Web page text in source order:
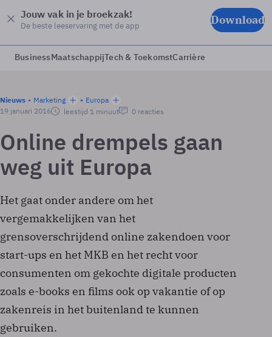
Jouw vak in je broekzak!
De beste leeservaring met de app Download
BusinessMaatschappijTech & ToekomstCarrière
Nieuws Marketing
Europa
19 januari 2016
leestijd 1 minuut 0 reacties
Online drempels gaan
weg uit Europa
Het gaat onder andere om het
vergemakkelijken van het
grensoverschrijdend online zakendoen voor
start-ups en het MKB en het recht voor
consumenten om gekochte digitale producten
zoals e-books en films ook op vakantie of op
zakenreis in het buitenland te kunnen
gebruiken.